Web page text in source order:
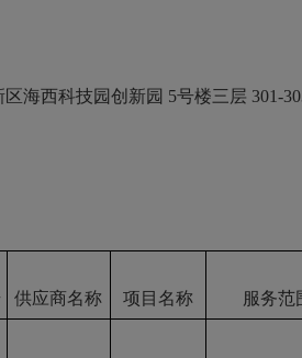
海西科技园创新园 5号楼三层 301-
供应商名称 项目 名称 服务范